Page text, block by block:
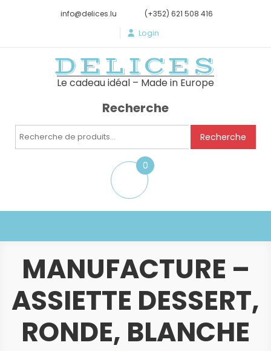
info@delices.lu (+352) 621 508 416
Login
DELICES
Le cadeau idéal – Made in Europe
Recherche
Recherche
Recherche
0
item
MANUFACTURE –
ASSIETTE DESSERT,
RONDE, BLANCHE